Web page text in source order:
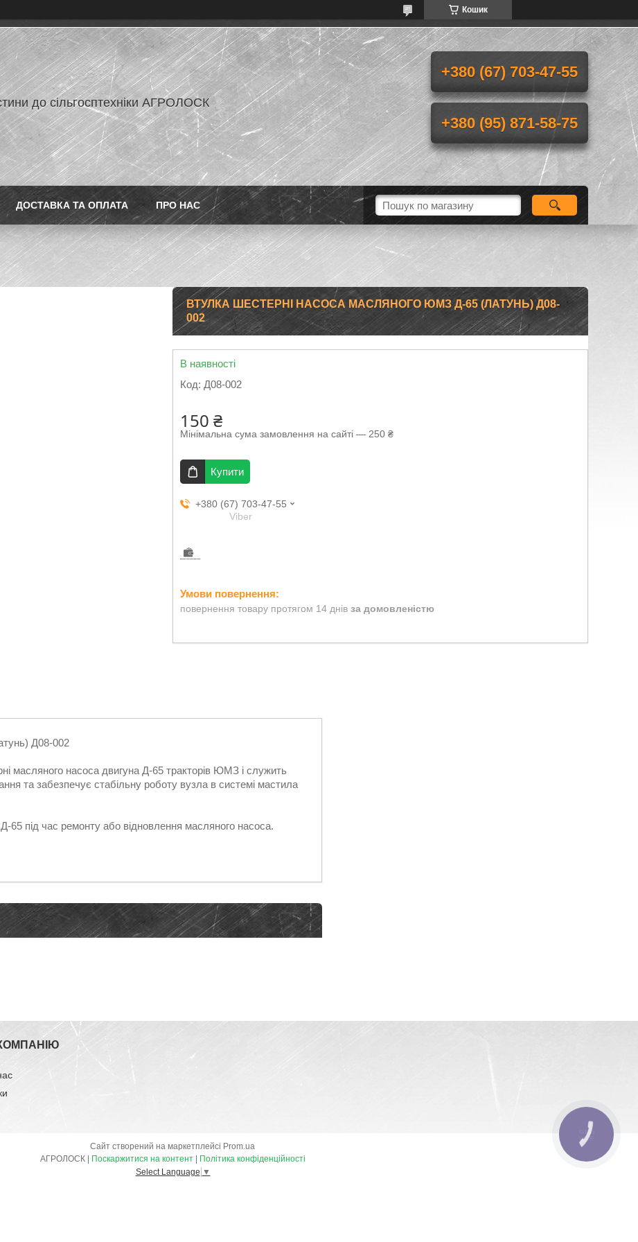
Кошик
до сільгосптехніки АГРОЛОСК
+380 (67) 703-47-55
+380 (95) 871-58-75
ДОСТАВКА ТА ОПЛАТА ПРО НАС
ВТУЛКА ШЕСТЕРНІ НАСОСА МАСЛЯНОГО ЮМЗ Д-65 (ЛАТУНЬ) Д08-
002
В наявності
Код: Д08-002
150 ₴
Мінімальна сума замовлення на сайті — 250 ₴
Купити
+380 (67) 703-47-55
Viber
повернення товару протягом 14 днів за домовленістю
Д08-002
масляного насоса двигуна Д-65 тракторів ЮМЗ і служить
та забезпечує стабільну роботу вузла в системі мастила
під час ремонту або відновлення масляного насоса.
Сайт створений на маркетплейсі Prom.ua
Поскаржитися на контент
Політика конфіденційності
Select Language ▼
КНОПКА
ЗВ'ЯЗКУ